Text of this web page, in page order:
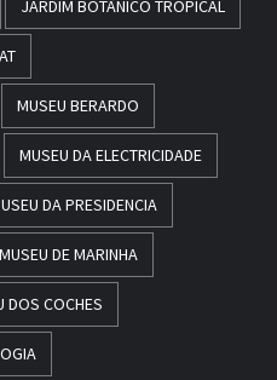
JARDIM BOTÂNICO TROPICAL
MUSEU BERARDO
MUSEU DA ELECTRICIDADE
DA PRESIDENCIA
MUSEU DE MARINHA
DOS COCHES